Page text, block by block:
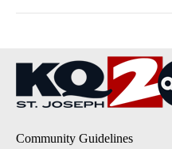
Community Guidelines